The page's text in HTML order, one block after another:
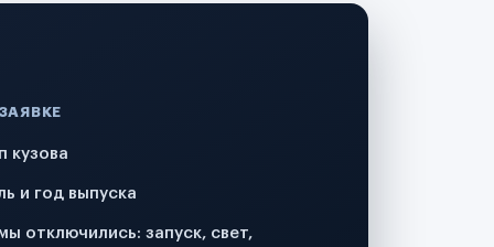
кузова
и год выпуска
отключились: запуск, свет,